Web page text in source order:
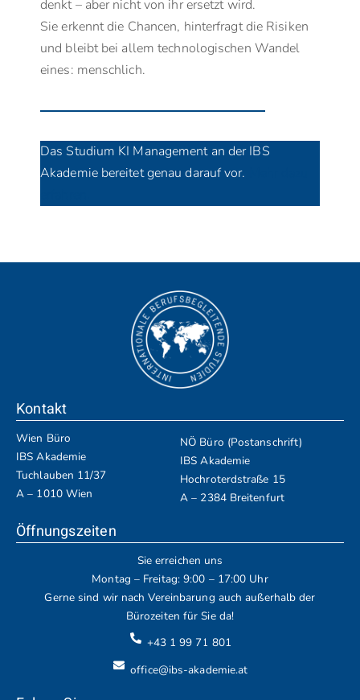
denkt – aber nicht von ihr ersetzt wird.
Sie erkennt die Chancen, hinterfragt die Risiken
und bleibt bei allem technologischen Wandel
eines: menschlich.
Das Studium KI Management an der IBS
Akademie bereitet genau darauf vor.
Kontakt
Wien Büro
IBS Akademie
Tuchlauben 11/37
A – 1010 Wien
NÖ Büro (Postanschrift)
IBS Akademie
Hochroterdstraße 15
A – 2384 Breitenfurt
Öffnungszeiten
Sie erreichen uns
Montag – Freitag: 9:00 – 17:00 Uhr
Gerne sind wir nach Vereinbarung auch außerhalb der
Bürozeiten für Sie da!
+43 1 99 71 801
office@ibs-akademie.at